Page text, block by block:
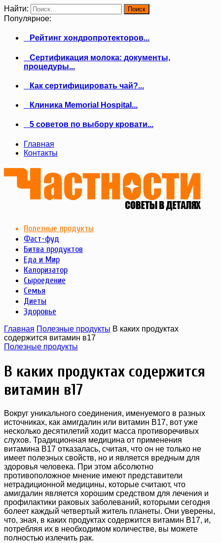
Найти:
Популярное:
Рейтинг хондропротекторов...
Сертификация молока: документы,
процедуры...
Как сертифицировать чай?...
Клиника Memorial Hospital...
5 советов по выбору кровати...
Главная
Контакты
Полезные продукты
Фаст-фуд
Битва продуктов
Еда и Мир
Калоризатор
Сыроедение
Семья
Диеты
Здоровье
Главная Полезные продукты В каких продуктах
содержится витамин в17
Полезные продукты
В каких продуктах содержится
витамин в17
Вокруг уникального соединения, именуемого в разных
источниках, как амигдалин или витамин B17, вот уже
несколько десятилетий ходит масса противоречивых
слухов. Традиционная медицина от применения
витамина B17 отказалась, считая, что он не только не
имеет полезных свойств, но и является вредным для
здоровья человека. При этом абсолютно
противоположное мнение имеют представители
нетрадиционной медицины, которые считают, что
амигдалин является хорошим средством для лечения и
профилактики раковых заболеваний, которыми сегодня
болеет каждый четвертый житель планеты. Они уверены,
что, зная, в каких продуктах содержится витамин B17, и,
потребляя их в необходимом количестве, вы можете
полностью излечить рак.